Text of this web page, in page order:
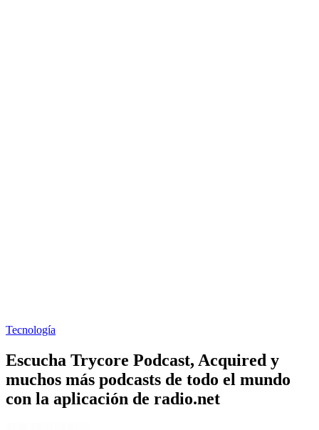
Tecnología
Escucha Trycore Podcast, Acquired y
muchos más podcasts de todo el mundo
con la aplicación de radio.net